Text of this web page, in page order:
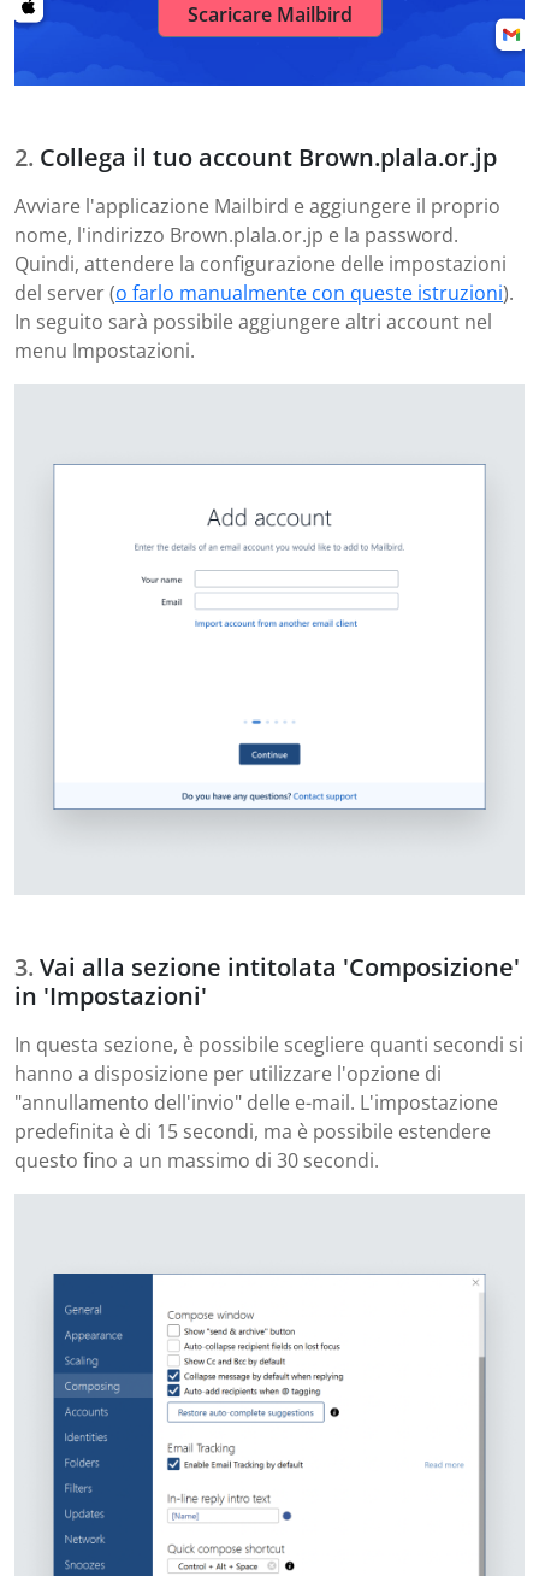
Scaricare Mailbird
Collega il tuo account Brown.plala.or.jp
Avviare l'applicazione Mailbird e aggiungere il proprio
nome, l'indirizzo Brown.plala.or.jp e la password.
Quindi, attendere la configurazione delle impostazioni
del server (o farlo manualmente con queste istruzioni).
In seguito sarà possibile aggiungere altri account nel
menu Impostazioni.
Vai alla sezione intitolata 'Composizione'
in 'Impostazioni'
In questa sezione, è possibile scegliere quanti secondi si
hanno a disposizione per utilizzare l'opzione di
"annullamento dell'invio" delle e-mail. L'impostazione
predefinita è di 15 secondi, ma è possibile estendere
questo fino a un massimo di 30 secondi.